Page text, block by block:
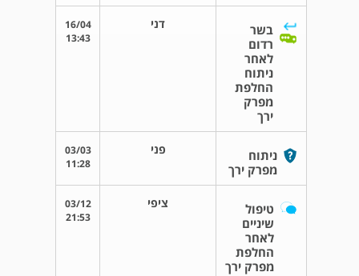
בשר
רדום
לאחר
ניתוח
החלפת
מפרק
ירך
דני
16/04
13:43
ניתוח
מפרק ירך
פני
03/03
11:28
טיפול
שיניים
לאחר
החלפת
מפרק ירך
ציפי
03/12
21:53